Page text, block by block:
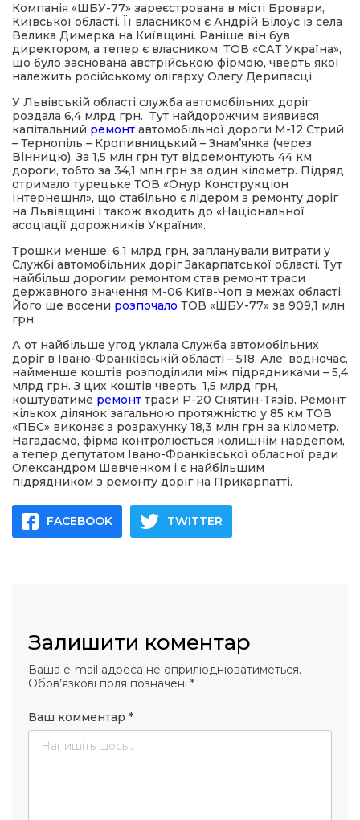
Компанія «ШБУ-77» зареєстрована в місті Бровари,
Київської області. Її власником є Андрій Білоус із села
Велика Димерка на Київщині. Раніше він був
директором, а тепер є власником, ТОВ «САТ Україна»,
що було заснована австрійською фірмою, чверть якої
належить російському олігарху Олегу Дерипасці.
У Львівській області служба автомобільних доріг
роздала 6,4 млрд грн. Тут найдорожчим виявився
капітальний ремонт автомобільної дороги М-12 Стрий
– Тернопіль – Кропивницький – Знам’янка (через
Вінницю). За 1,5 млн грн тут відремонтують 44 км
дороги, тобто за 34,1 млн грн за один кілометр. Підряд
отримало турецьке ТОВ «Онур Конструкціон
Інтернешнл», що стабільно є лідером з ремонту доріг
на Львівщині і також входить до «Національної
асоціації дорожників України».
Трошки менше, 6,1 млрд грн, запланували витрати у
Службі автомобільних доріг Закарпатської області. Тут
найбільш дорогим ремонтом став ремонт траси
державного значення М-06 Київ-Чоп в межах області.
Його ще восени розпочало ТОВ «ШБУ-77» за 909,1 млн
грн.
А от найбільше угод уклала Служба автомобільних
доріг в Івано-Франківській області – 518. Але, водночас,
найменше коштів розподілили між підрядниками – 5,4
млрд грн. З цих коштів чверть, 1,5 млрд грн,
коштуватиме ремонт траси Р-20 Снятин-Тязів. Ремонт
кількох ділянок загальною протяжністю у 85 км ТОВ
«ПБС» виконає з розрахунку 18,3 млн грн за кілометр.
Нагадаємо, фірма контролюється колишнім нардепом,
а тепер депутатом Івано-Франківської обласної ради
Олександром Шевченком і є найбільшим
підрядником з ремонту доріг на Прикарпатті.
FACEBOOK TWITTER
Залишити коментар
Ваша e-mail адреса не оприлюднюватиметься.
Обов’язкові поля позначені *
Ваш комментар *